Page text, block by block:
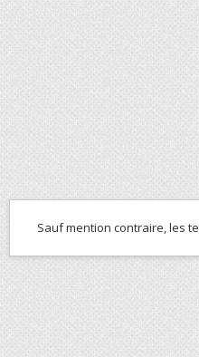
Sauf mention contraire, les